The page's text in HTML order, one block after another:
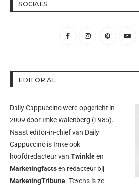
SOCIALS
EDITORIAL
Daily Cappuccino werd opgericht in
2009 door Imke Walenberg (1985).
Naast editor-in-chief van Daily
Cappuccino is Imke ook
hoofdredacteur van Twinkleen
Marketingfactsen redacteur bij
MarketingTribune. Tevens is ze